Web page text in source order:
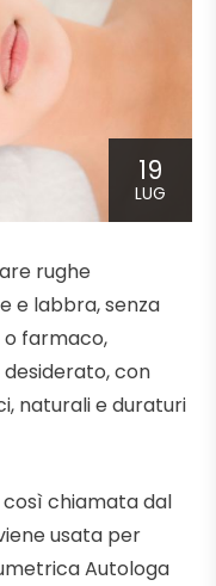
19
LUG
rughe
e labbra, senza
farmaco,
con
naturali e duraturi
così chiamata dal
usata per
Autologa